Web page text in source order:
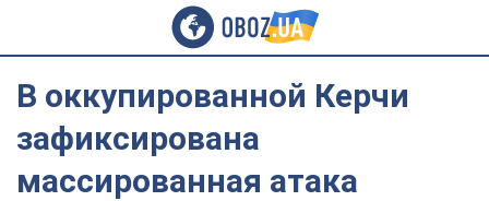
В оккупированной Керчи
зафиксирована
массированная атака